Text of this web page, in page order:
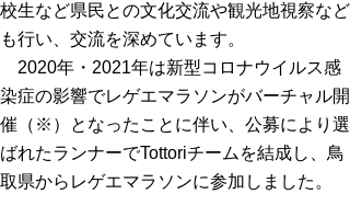
校生など県民との文化交流や観光地視察など
も行い、交流を深めています。
2020年・2021年は新型コロナウイルス感
染症の影響でレゲエマラソンがバーチャル開
催（※）となったことに伴い、公募により選
ばれたランナーでTottoriチームを結成し、鳥
取県からレゲエマラソンに参加しました。